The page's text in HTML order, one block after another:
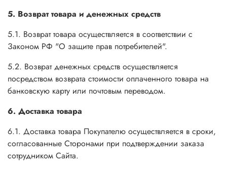
5. Возврат товара и денежных средств
5.1. Возврат товара осуществляется в соответствии с
Законом РФ "О защите прав потребителей".
5.2. Возврат денежных средств осуществляется
посредством возврата стоимости оплаченного товара на
банковскую карту или почтовым переводом.
6. Доставка товара
6.1. Доставка товара Покупателю осуществляется в сроки,
согласованные Сторонами при подтверждении заказа
сотрудником Сайта.